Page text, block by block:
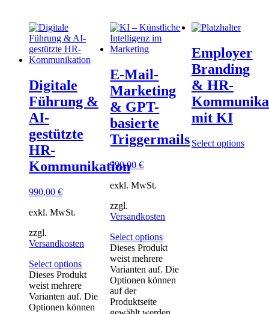
Digitale
Führung &
AI-
gestützte
HR-
Kommunikation
990,00 €
exkl. MwSt.
zzgl.
Versandkosten
Select options
Dieses Produkt
weist mehrere
Varianten auf. Die
Optionen können
E-Mail-
Marketing
& GPT-
basierte
Triggermails
990,00€
exkl. MwSt.
zzgl.
Versandkosten
Select options
Dieses Produkt
weist mehrere
Varianten auf. Die
Optionen können
auf der
Produktseite
Employer
Branding
& HR-
mit KI
Select options